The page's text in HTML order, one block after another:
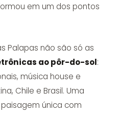
em um dos pontos
Palapas não são só as
ao pôr-do-sol:
música house e
Chile e Brasil. Uma
única com